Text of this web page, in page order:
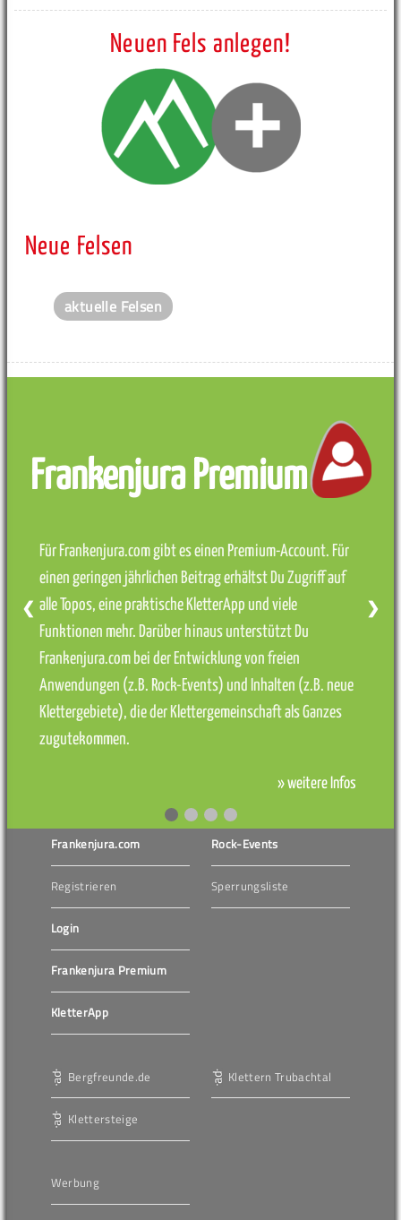
Neuen Fels anlegen!
Neue Felsen
aktuelle Felsen
Frankenjura Premium
Für Frankenjura.com gibt es einen Premium-Account. Für
einen geringen jährlichen Beitrag erhältst Du Zugriff auf
alle Topos, eine praktische KletterApp und viele
Funktionen mehr. Darüber hinaus unterstützt Du
Frankenjura.com bei der Entwicklung von freien
Anwendungen (z.B. Rock-Events) und Inhalten (z.B. neue
Klettergebiete), die der Klettergemeinschaft als Ganzes
zugutekommen.
» weitere Infos
❮ ❯
Frankenjura.com
Registrieren
Login
Frankenjura Premium
KletterApp
Rock-Events
Sperrungsliste
Bergfreunde.de
Klettersteige
Klettern Trubachtal
Werbung